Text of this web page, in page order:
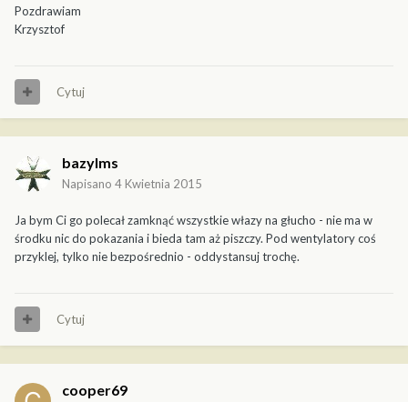
Pozdrawiam
Krzysztof
Cytuj
bazylms
Napisano 4 Kwietnia 2015
Ja bym Ci go polecał zamknąć wszystkie włazy na głucho - nie ma w
środku nic do pokazania i bieda tam aż piszczy. Pod wentylatory coś
przyklej, tylko nie bezpośrednio - oddystansuj trochę.
Cytuj
cooper69